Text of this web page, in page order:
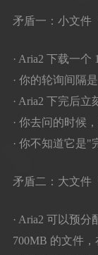
矛盾一：小文件
· Aria2 下载一个
· 你的轮询间隔
· Aria2 下完后立
· 你去问的时候
· 你不知道它是
矛盾二：大文件
· Aria2 可以预分
700MB 的文件